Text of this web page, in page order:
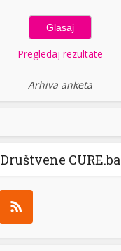
Pregledaj rezultate
Arhiva anketa
Društvene CURE.ba